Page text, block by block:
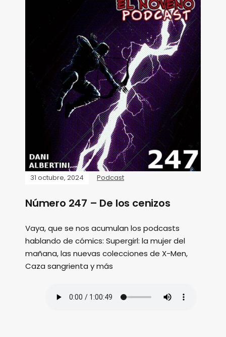
31 octubre, 2024 Podcast
Número 247 – De los cenizos
Vaya, que se nos acumulan los podcasts
hablando de cómics: Supergirl: la mujer del
mañana, las nuevas colecciones de X-Men,
Caza sangrienta y más